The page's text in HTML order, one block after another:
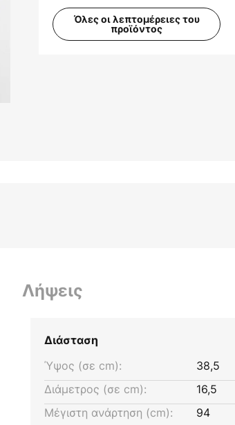
Όλες οι λεπτομέρειες του
προϊόντος
Λήψεις
Διάσταση
Ύψος (σε cm):
38,5
Διάμετρος (σε cm):
16,5
Μέγιστη ανάρτηση (cm):
94